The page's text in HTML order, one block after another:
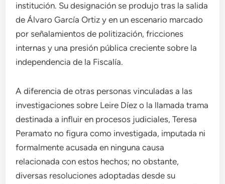
institución. Su designación se produjo tras la salida
de Álvaro García Ortiz y en un escenario marcado
por señalamientos de politización, fricciones
internas y una presión pública creciente sobre la
independencia de la Fiscalía.
A diferencia de otras personas vinculadas a las
investigaciones sobre Leire Díez o la llamada trama
destinada a influir en procesos judiciales, Teresa
Peramato no figura como investigada, imputada ni
formalmente acusada en ninguna causa
relacionada con estos hechos; no obstante,
diversas resoluciones adoptadas desde su